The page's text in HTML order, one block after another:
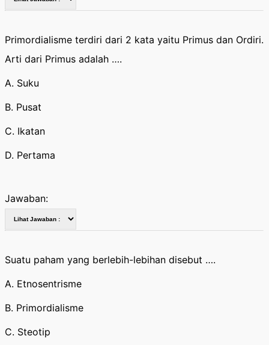
Primordialisme terdiri dari 2 kata yaitu Primus dan Ordiri.
Arti dari Primus adalah ….
A. Suku
B. Pusat
C. Ikatan
D. Pertama
Jawaban:
Suatu paham yang berlebih-lebihan disebut ….
A. Etnosentrisme
B. Primordialisme
C. Steotip